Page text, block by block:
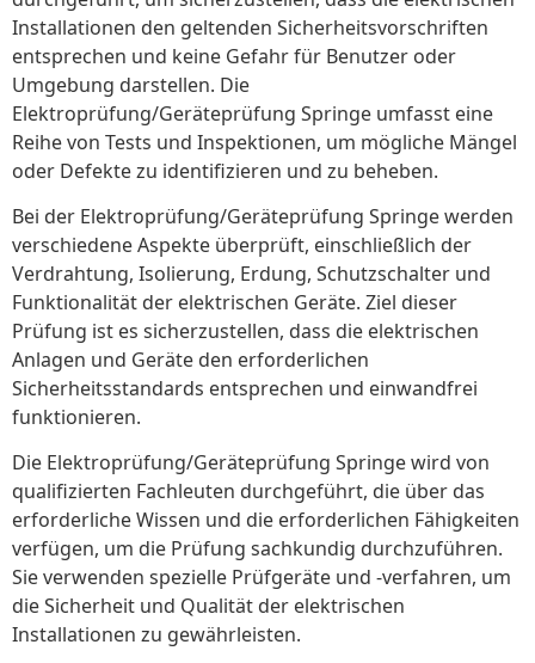
Installationen den geltenden Sicherheitsvorschriften
entsprechen und keine Gefahr für Benutzer oder
Umgebung darstellen. Die
Elektroprüfung/Geräteprüfung Springe umfasst eine
Reihe von Tests und Inspektionen, um mögliche Mängel
oder Defekte zu identifizieren und zu beheben.
Bei der Elektroprüfung/Geräteprüfung Springe werden
verschiedene Aspekte überprüft, einschließlich der
Verdrahtung, Isolierung, Erdung, Schutzschalter und
Funktionalität der elektrischen Geräte. Ziel dieser
Prüfung ist es sicherzustellen, dass die elektrischen
Anlagen und Geräte den erforderlichen
Sicherheitsstandards entsprechen und einwandfrei
funktionieren.
Die Elektroprüfung/Geräteprüfung Springe wird von
qualifizierten Fachleuten durchgeführt, die über das
erforderliche Wissen und die erforderlichen Fähigkeiten
verfügen, um die Prüfung sachkundig durchzuführen.
Sie verwenden spezielle Prüfgeräte und -verfahren, um
die Sicherheit und Qualität der elektrischen
Installationen zu gewährleisten.